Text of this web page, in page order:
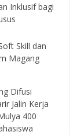
Inklusif bagi
Skill dan
Magang
Difusi
Jalin Kerja
400